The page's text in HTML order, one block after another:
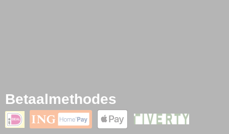
Betaalmethodes